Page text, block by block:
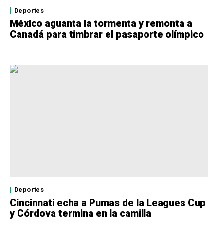
Deportes
México aguanta la tormenta y remonta a
Canadá para timbrar el pasaporte olímpico
Deportes
Cincinnati echa a Pumas de la Leagues Cup
y Córdova termina en la camilla